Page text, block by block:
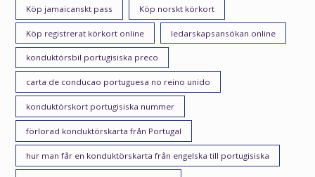
Köp jamaicanskt pass Köp norskt körkort
Köp registrerat körkort online ledarskapsansökan online
konduktörsbil portugisiska preco
carta de conducao portuguesa no reino unido
konduktörskort portugisiska nummer
förlorad konduktörskarta från Portugal
hur man får en konduktörskarta från engelska till portugisiska